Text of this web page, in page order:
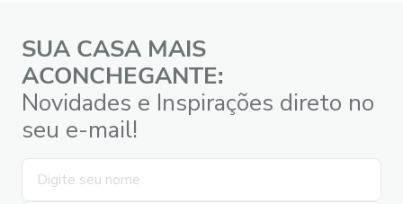
SUA CASA MAIS
ACONCHEGANTE:
Novidades e Inspirações direto no
seu e-mail!